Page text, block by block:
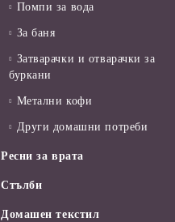
Помпи за вода
За баня
Затварачки и отварачки за
буркани
Метални кофи
Други домашни потреби
Ресни за врата
Стълби
Домашен текстил